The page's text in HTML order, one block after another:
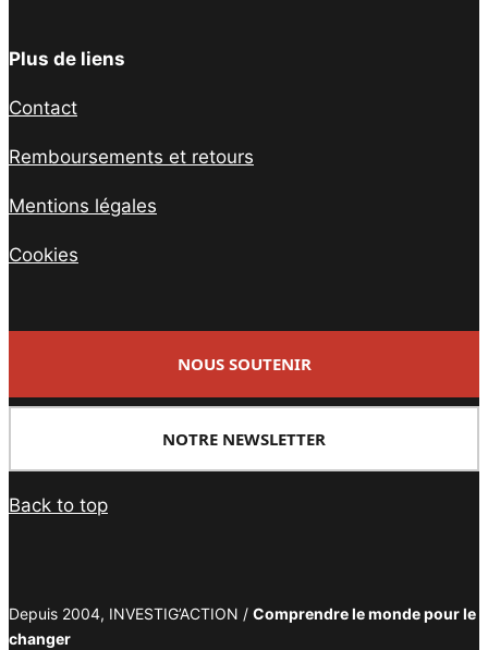
Plus de liens
Contact
Remboursements et retours
Mentions légales
Cookies
NOUS SOUTENIR
NOTRE NEWSLETTER
Back to top
Depuis 2004, INVESTIG’ACTION / Comprendre le monde pour le
changer